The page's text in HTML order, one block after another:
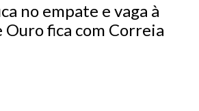
no empate e vaga à
Ouro fica com Correia